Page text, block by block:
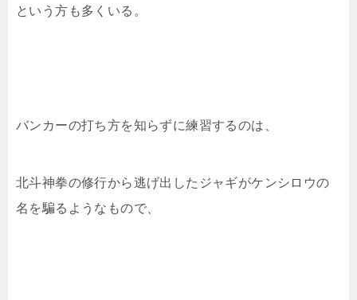
という方も多くいる。
バンカーの打ち方を知らずに練習するのは、
北斗神拳の修行から逃げ出したジャギがケンシロウの
名を騙るようなもので、